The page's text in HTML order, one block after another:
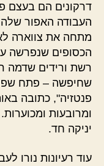
דרקונים הם בעצם
העבודה האפור
מתחה את צווארה
הכסופים שנפרשה
רשת ורידים שדמה
שחיפשה – פתח
פנטזיה", כתובה
ומרובעות
יניקה חד.
עוד רעיונות נורו